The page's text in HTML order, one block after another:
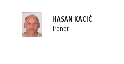
HASAN KACIĆ
Trener